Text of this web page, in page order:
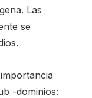
Las
se
-dominios: